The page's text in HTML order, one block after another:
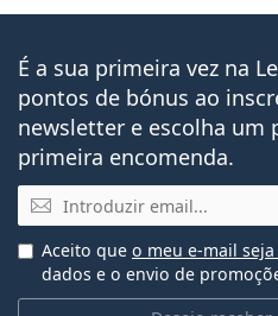
É a sua primeira vez na
pontos de bónus ao
newsletter e escolha um
primeira encomenda.
Email
Aceito que o meu e-mail
dados e o envio de